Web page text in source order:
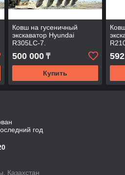
Ковш на гусеничный
экскаватор Hyundai
R305LC-7.
500 000₸
Купить
год
Казахстан